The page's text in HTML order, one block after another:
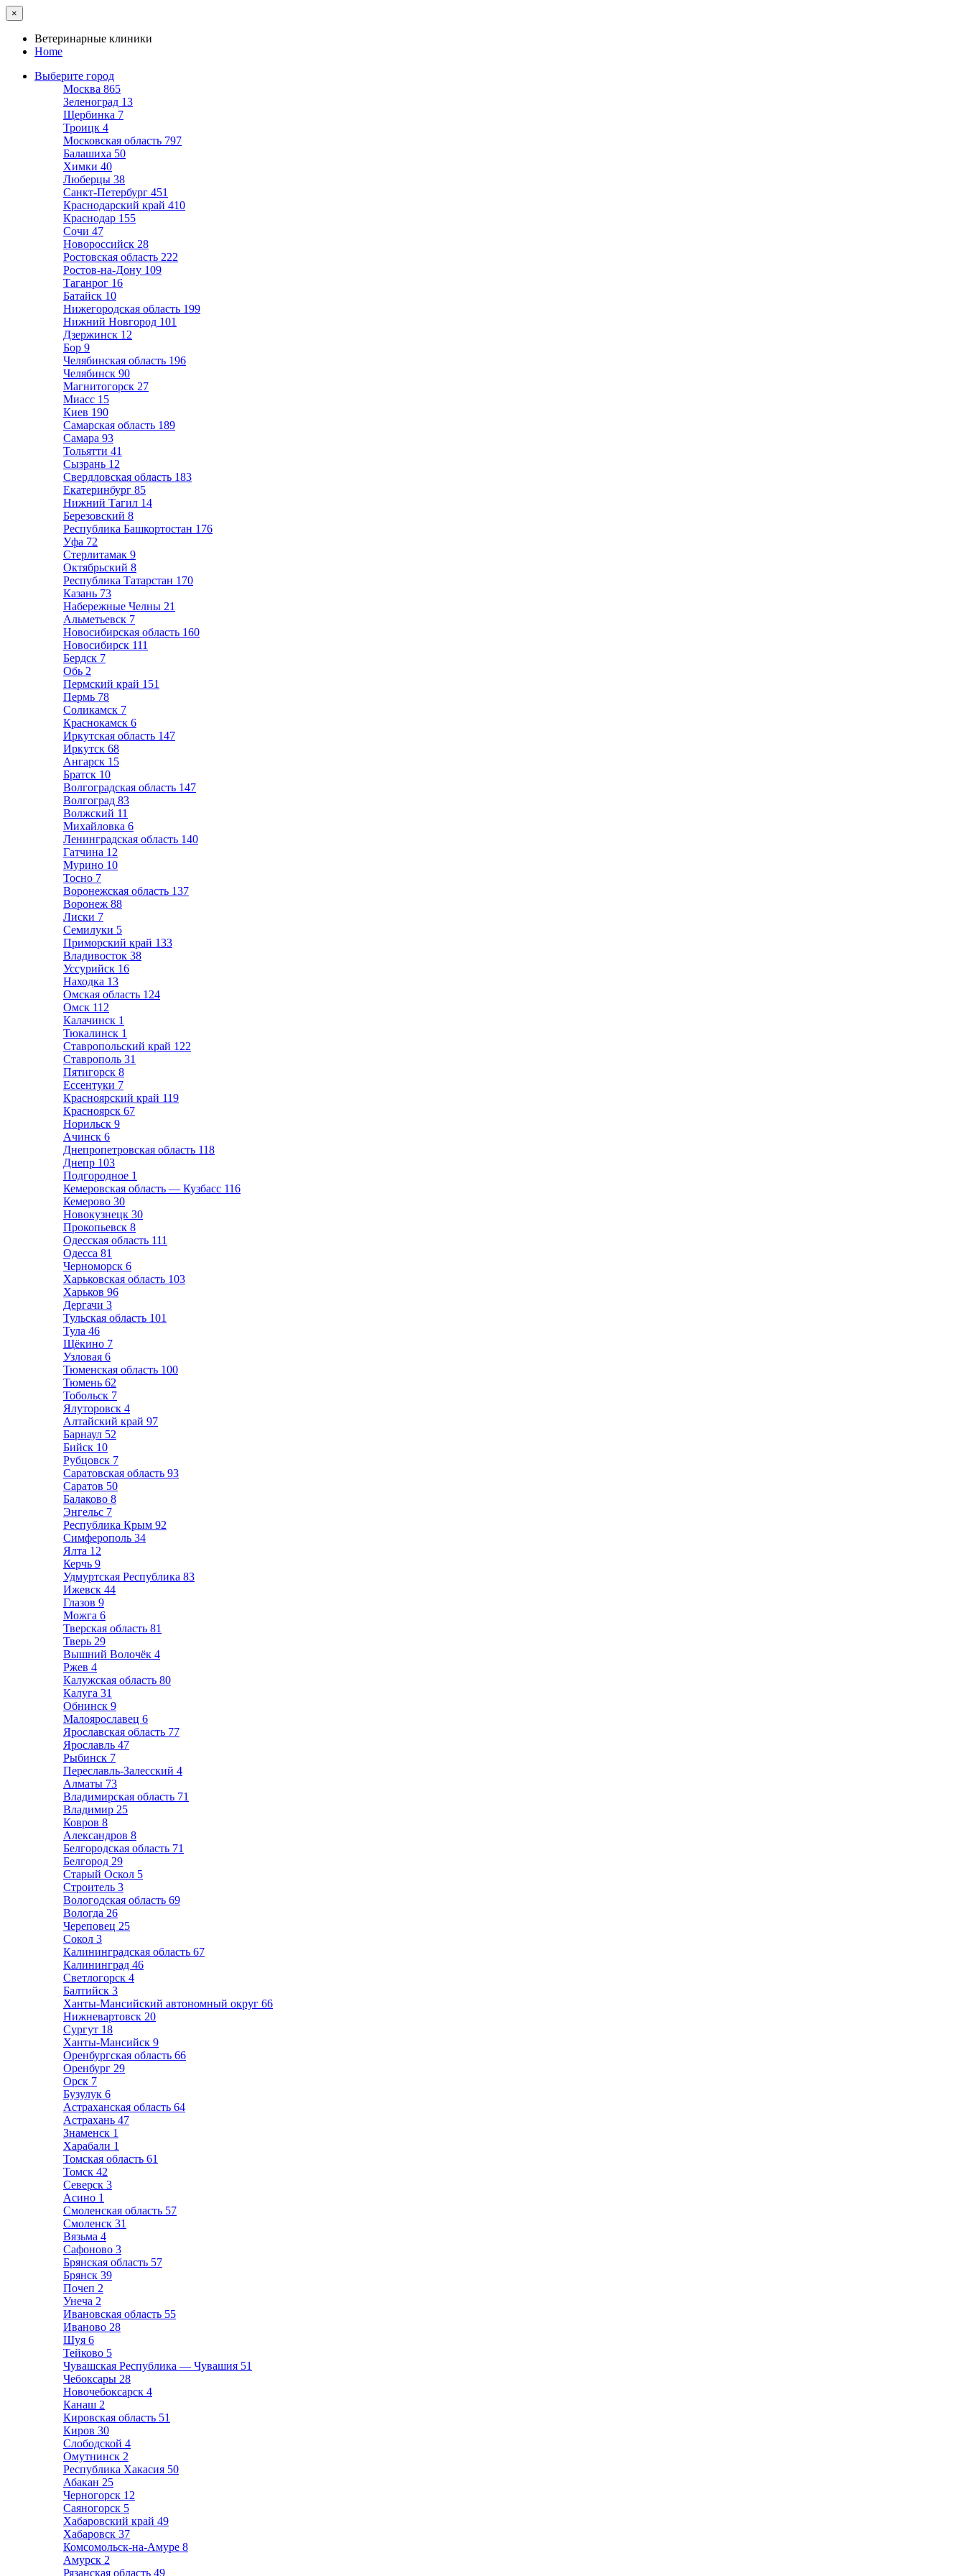
×
Ветеринарные клиники
Home
Выберите город
Москва 865
Зеленоград 13
Щербинка 7
Троицк 4
Московская область 797
Балашиха 50
Химки 40
Люберцы 38
Санкт-Петербург 451
Краснодарский край 410
Краснодар 155
Сочи 47
Новороссийск 28
Ростовская область 222
Ростов-на-Дону 109
Таганрог 16
Батайск 10
Нижегородская область 199
Нижний Новгород 101
Дзержинск 12
Бор 9
Челябинская область 196
Челябинск 90
Магнитогорск 27
Миасс 15
Киев 190
Самарская область 189
Самара 93
Тольятти 41
Сызрань 12
Свердловская область 183
Екатеринбург 85
Нижний Тагил 14
Березовский 8
Республика Башкортостан 176
Уфа 72
Стерлитамак 9
Октябрьский 8
Республика Татарстан 170
Казань 73
Набережные Челны 21
Альметьевск 7
Новосибирская область 160
Новосибирск 111
Бердск 7
Обь 2
Пермский край 151
Пермь 78
Соликамск 7
Краснокамск 6
Иркутская область 147
Иркутск 68
Ангарск 15
Братск 10
Волгоградская область 147
Волгоград 83
Волжский 11
Михайловка 6
Ленинградская область 140
Гатчина 12
Мурино 10
Тосно 7
Воронежская область 137
Воронеж 88
Лиски 7
Семилуки 5
Приморский край 133
Владивосток 38
Уссурийск 16
Находка 13
Омская область 124
Омск 112
Калачинск 1
Тюкалинск 1
Ставропольский край 122
Ставрополь 31
Пятигорск 8
Ессентуки 7
Красноярский край 119
Красноярск 67
Норильск 9
Ачинск 6
Днепропетровская область 118
Днепр 103
Подгородное 1
Кемеровская область — Кузбасс 116
Кемерово 30
Новокузнецк 30
Прокопьевск 8
Одесская область 111
Одесса 81
Черноморск 6
Харьковская область 103
Харьков 96
Дергачи 3
Тульская область 101
Тула 46
Щёкино 7
Узловая 6
Тюменская область 100
Тюмень 62
Тобольск 7
Ялуторовск 4
Алтайский край 97
Барнаул 52
Бийск 10
Рубцовск 7
Саратовская область 93
Саратов 50
Балаково 8
Энгельс 7
Республика Крым 92
Симферополь 34
Ялта 12
Керчь 9
Удмуртская Республика 83
Ижевск 44
Глазов 9
Можга 6
Тверская область 81
Тверь 29
Вышний Волочёк 4
Ржев 4
Калужская область 80
Калуга 31
Обнинск 9
Малоярославец 6
Ярославская область 77
Ярославль 47
Рыбинск 7
Переславль-Залесский 4
Алматы 73
Владимирская область 71
Владимир 25
Ковров 8
Александров 8
Белгородская область 71
Белгород 29
Старый Оскол 5
Строитель 3
Вологодская область 69
Вологда 26
Череповец 25
Сокол 3
Калининградская область 67
Калининград 46
Светлогорск 4
Балтийск 3
Ханты-Мансийский автономный округ 66
Нижневартовск 20
Сургут 18
Ханты-Мансийск 9
Оренбургская область 66
Оренбург 29
Орск 7
Бузулук 6
Астраханская область 64
Астрахань 47
Знаменск 1
Харабали 1
Томская область 61
Томск 42
Северск 3
Асино 1
Смоленская область 57
Смоленск 31
Вязьма 4
Сафоново 3
Брянская область 57
Брянск 39
Почеп 2
Унеча 2
Ивановская область 55
Иваново 28
Шуя 6
Тейково 5
Чувашская Республика — Чувашия 51
Чебоксары 28
Новочебоксарск 4
Канаш 2
Кировская область 51
Киров 30
Слободской 4
Омутнинск 2
Республика Хакасия 50
Абакан 25
Черногорск 12
Саяногорск 5
Хабаровский край 49
Хабаровск 37
Комсомольск-на-Амуре 8
Амурск 2
Рязанская область 49